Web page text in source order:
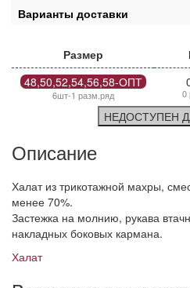
Варианты доставки
Размер
48,50,52,54,56,58-ОПТ
6шт-1 разм.ряд 0
НЕДОСТУПЕН
Описание
Халат из трикотажной махры,
менее 70%.
Застежка на молнию, рукава
накладных боковых кармана.
Халат